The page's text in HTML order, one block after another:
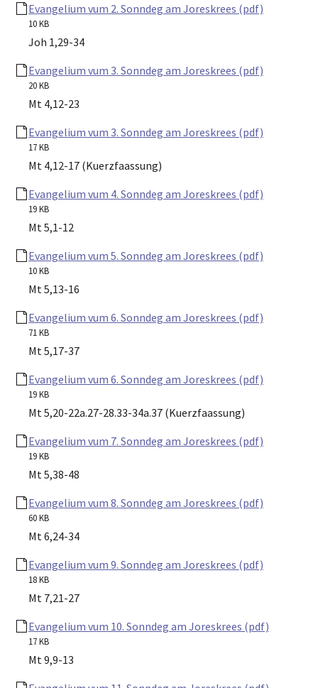
Evangelium vum 2. Sonndeg am Joreskrees (pdf)
10 KB
Joh 1,29-34
Evangelium vum 3. Sonndeg am Joreskrees (pdf)
20 KB
Mt 4,12-23
Evangelium vum 3. Sonndeg am Joreskrees (pdf)
17 KB
Mt 4,12-17 (Kuerzfaassung)
Evangelium vum 4. Sonndeg am Joreskrees (pdf)
19 KB
Mt 5,1-12
Evangelium vum 5. Sonndeg am Joreskrees (pdf)
10 KB
Mt 5,13-16
Evangelium vum 6. Sonndeg am Joreskrees (pdf)
71 KB
Mt 5,17-37
Evangelium vum 6. Sonndeg am Joreskrees (pdf)
19 KB
Mt 5,20-22a.27-28.33-34a.37 (Kuerzfaassung)
Evangelium vum 7. Sonndeg am Joreskrees (pdf)
19 KB
Mt 5,38-48
Evangelium vum 8. Sonndeg am Joreskrees (pdf)
60 KB
Mt 6,24-34
Evangelium vum 9. Sonndeg am Joreskrees (pdf)
18 KB
Mt 7,21-27
Evangelium vum 10. Sonndeg am Joreskrees (pdf)
17 KB
Mt 9,9-13